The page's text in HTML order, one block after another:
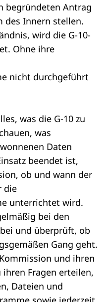
begründeten Antrag
des Innern stellen.
wird die G-10-
Ohne ihre
nicht durchgeführt
was die G-10 zu
was
Daten
beendet ist,
ob und wann der
die
unterrichtet wird.
bei den
und überprüft, ob
Gang geht.
und ihren
Fragen erteilen,
Dateien und